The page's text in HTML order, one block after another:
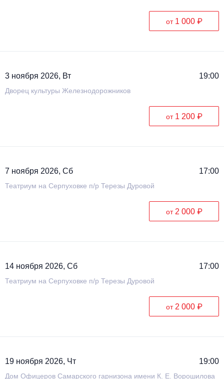
от 1 000 ₽
3 ноября 2026, Вт 19:00
Дворец культуры Железнодорожников
от 1 200 ₽
7 ноября 2026, Сб 17:00
Театриум на Серпуховке п/р Терезы Дуровой
от 2 000 ₽
14 ноября 2026, Сб 17:00
Театриум на Серпуховке п/р Терезы Дуровой
от 2 000 ₽
19 ноября 2026, Чт 19:00
Дом Офицеров Cамарского гарнизона имени К. Е. Ворошилова